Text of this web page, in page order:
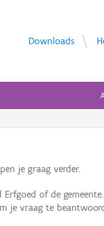
Downloads
je graag verder.
of de gemeente.
je vraag te